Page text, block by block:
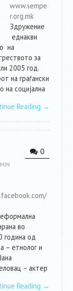
www.sempe
r.org.mk
Здружение
еднакви
на
за
2005 год.
на граѓански
на социјална
Reading →
0
во
година од
– етнолог и
– актер
Reading →